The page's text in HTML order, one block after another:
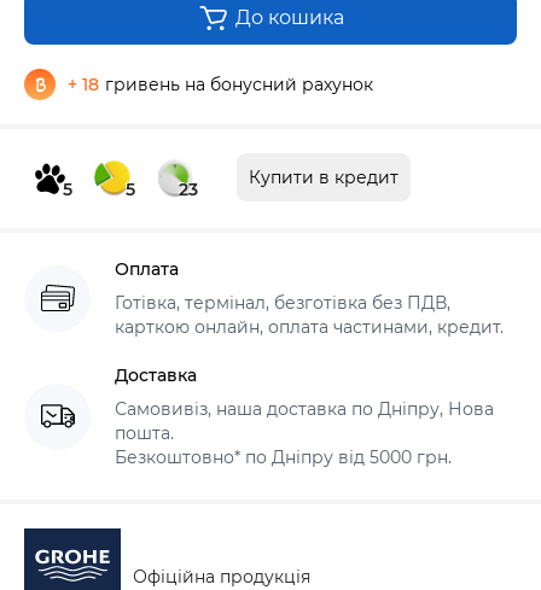
До кошика
+ 18 гривень на бонусний рахунок
5 5 23
Купити в кредит
Оплата
Готівка, термінал, безготівка без ПДВ,
карткою онлайн, оплата частинами, кредит.
Доставка
Самовивіз, наша доставка по Дніпру, Нова
пошта.
Безкоштовно* по Дніпру від 5000 грн.
Офіційна продукція